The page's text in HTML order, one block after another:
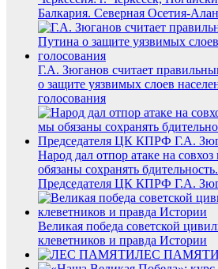
Балкария. Северная Осетия-
Г.А. Зюганов считает
о защите уязвимых слоев
голосования
Народ дал отпор атаке на
обязаны сохранять
Председателя ЦК КПРФ Г.А.
Великая победа советской
клеветников и правда Истории
ЛЕС ПАМЯТИ